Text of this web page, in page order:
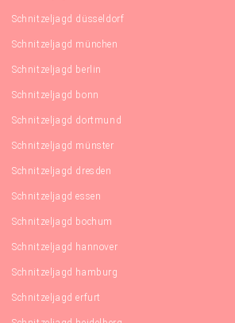
Schnitzeljagd düsseldorf
Schnitzeljagd münchen
Schnitzeljagd berlin
Schnitzeljagd bonn
Schnitzeljagd dortmund
Schnitzeljagd münster
Schnitzeljagd dresden
Schnitzeljagd essen
Schnitzeljagd bochum
Schnitzeljagd hannover
Schnitzeljagd hamburg
Schnitzeljagd erfurt